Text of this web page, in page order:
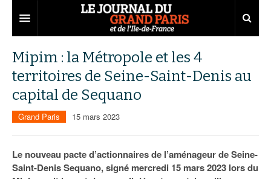
Territoires
Aménagement
Collectivités
Services urbains
Entreprises
Développement économique
Attractivité
Départements
77
Nominations
Les Assises du Grand Paris
Mipim : la Métropole et les 4
territoires de Seine-Saint-Denis au
capital de Sequano
Grand Paris 15 mars 2023
Le nouveau pacte d’actionnaires de l’aménageur de Seine-
Saint-Denis Sequano, signé mercredi 15 mars 2023 lors du